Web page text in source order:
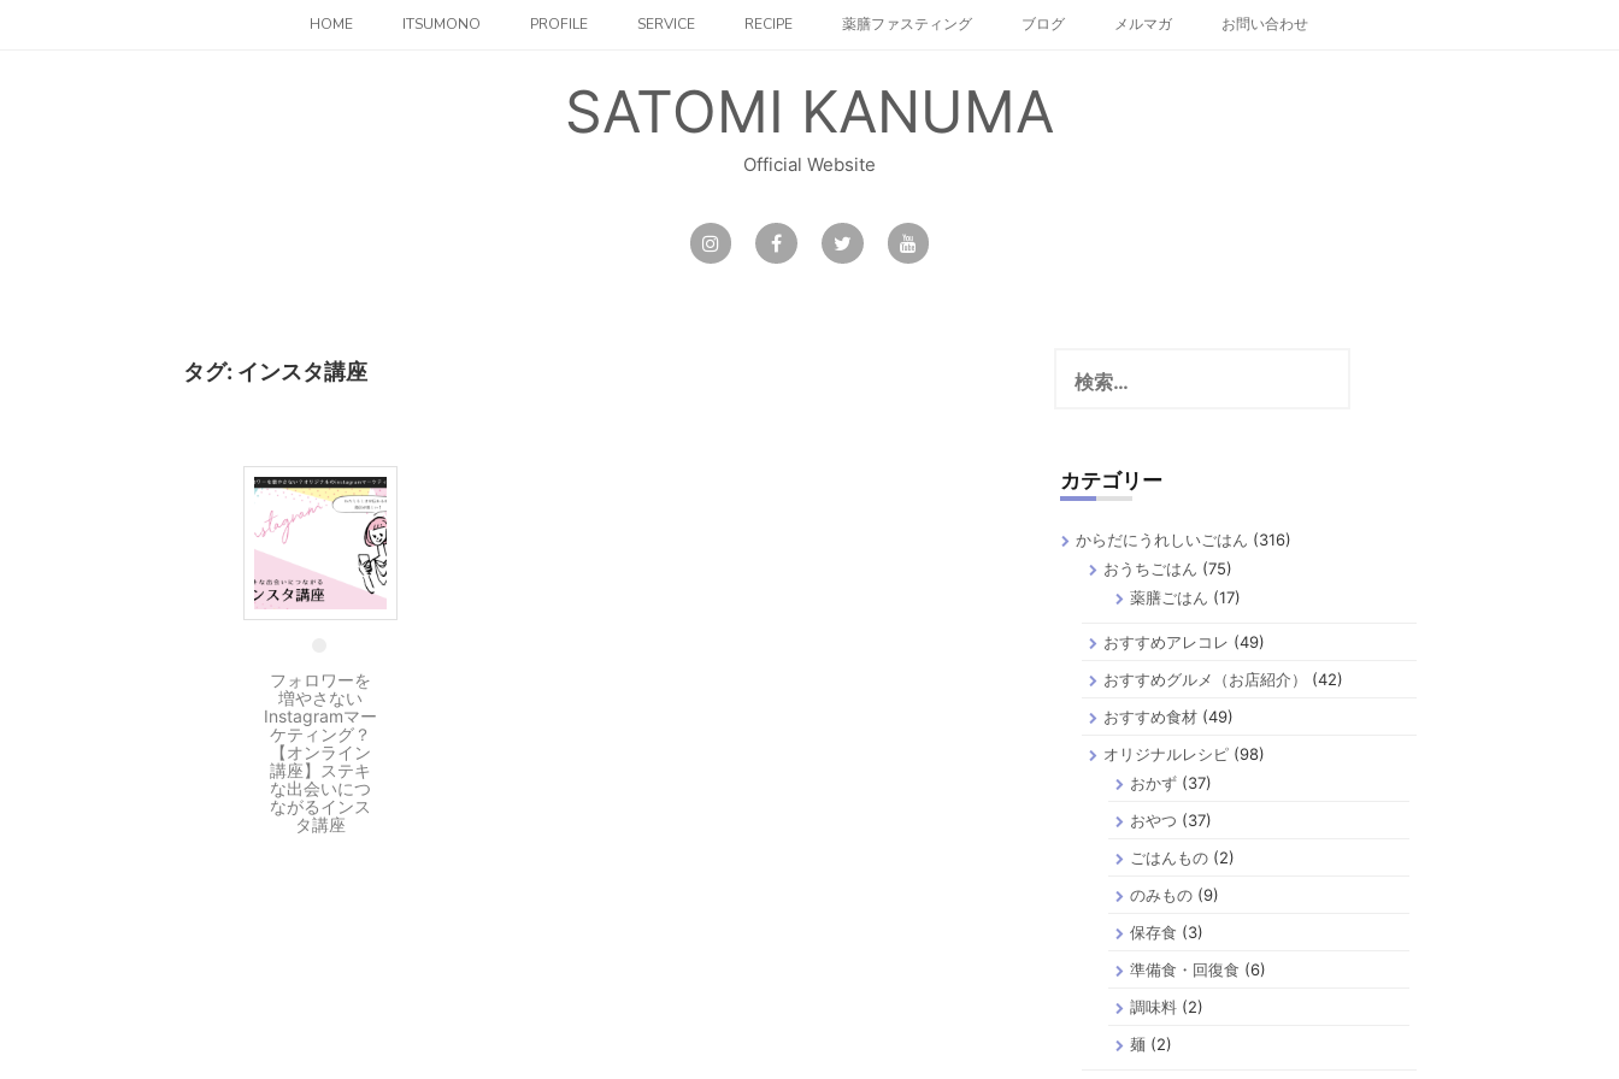
HOME ITSUMONO PROFILE SERVICE RECIPE 薬膳ファスティング ブログ メルマガ お問い合わせ
SATOMI KANUMA
Official Website
タグ: インスタ講座
17 8月
フォロワーを
増やさない
Instagramマー
ケティング？
【オンライン
講座】ステキ
な出会いにつ
ながるインス
タ講座
索:
カテゴリー
からだにうれしいごはん (316)
おうちごはん (75)
薬膳ごはん (17)
おすすめアレコレ (49)
おすすめグルメ（お店紹介）
(42)
おすすめ食材(49)
オリジナルレシピ(98)
おかず(37)
おやつ (37)
ごはんもの(2)
のみもの(9)
保存食 (3)
準備食・回復食 (6)
調味料(2)
麺 (2)